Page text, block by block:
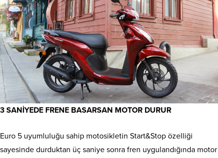
3 SANİYEDE FRENE BASARSAN MOTOR DURUR
Euro 5 uyumluluğu sahip motosikletin Start&Stop özelliği
sayesinde durduktan üç saniye sonra fren uygulandığında motor